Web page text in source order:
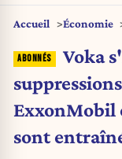
Accueil Économie
Voka
ExxonMobil
sont